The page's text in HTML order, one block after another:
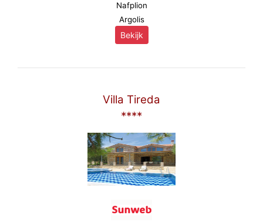
Nafplion
Argolis
Bekijk
Villa Tireda
****